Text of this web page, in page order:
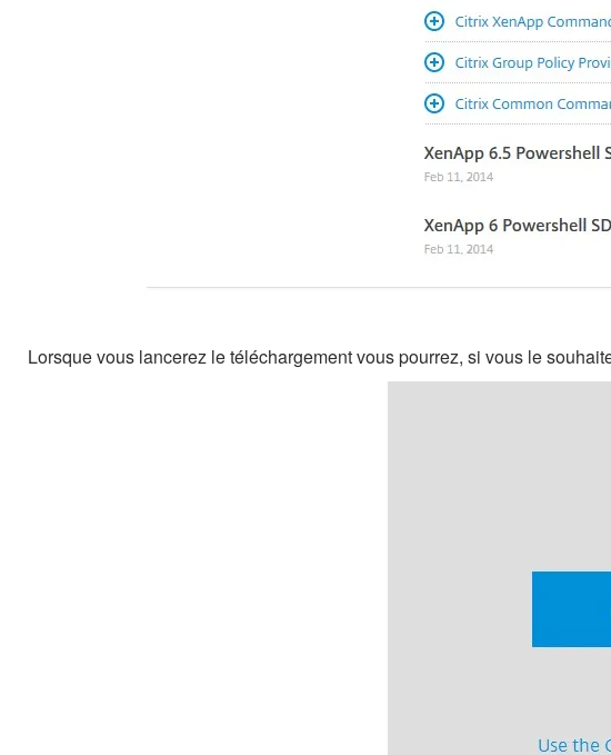
Lorsque vous lancerez le téléchargement vous pourrez, si vous le